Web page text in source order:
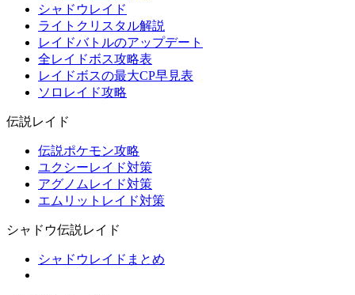
シャドウレイド
ライトクリスタル解説
レイドバトルのアップデート
全レイドボス攻略表
レイドボスの最大CP早見表
ソロレイド攻略
伝説レイド
伝説ポケモン攻略
ユクシーレイド対策
アグノムレイド対策
エムリットレイド対策
シャドウ伝説レイド
シャドウレイドまとめ